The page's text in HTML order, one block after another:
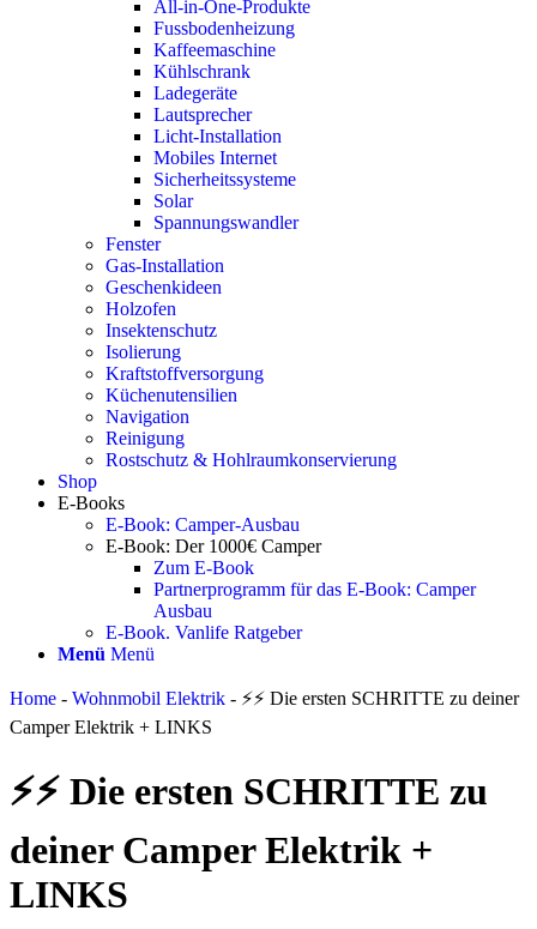
All-in-One-Produkte
Fussbodenheizung
Kaffeemaschine
Kühlschrank
Ladegeräte
Lautsprecher
Licht-Installation
Mobiles Internet
Sicherheitssysteme
Solar
Spannungswandler
Fenster
Gas-Installation
Geschenkideen
Holzofen
Insektenschutz
Isolierung
Kraftstoffversorgung
Küchenutensilien
Navigation
Reinigung
Rostschutz & Hohlraumkonservierung
Shop
E-Books
E-Book: Camper-Ausbau
E-Book: Der 1000€ Camper
Zum E-Book
Partnerprogramm für das E-Book: Camper
Ausbau
E-Book. Vanlife Ratgeber
Menü Menü
Home - Wohnmobil Elektrik - ⚡⚡ Die ersten SCHRITTE zu deiner
Camper Elektrik + LINKS
⚡⚡ Die ersten SCHRITTE zu
deiner Camper Elektrik +
LINKS